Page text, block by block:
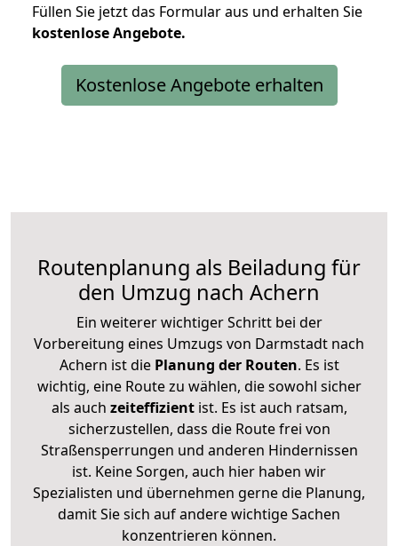
Füllen Sie jetzt das Formular aus und erhalten Sie
kostenloseAngebote.
Kostenlose Angebote erhalten
Routenplanung als Beiladung für
den Umzug nach Achern
Ein weiterer wichtiger Schritt bei der
Vorbereitung eines Umzugs von Darmstadt nach
Achern ist diePlanung der Routen. Es ist
wichtig, eine Route zu wählen, die sowohl sicher
als auch zeiteffizientist. Es ist auch ratsam,
sicherzustellen, dass die Route frei von
Straßensperrungen und anderen Hindernissen
ist. Keine Sorgen, auch hier haben wir
Spezialisten und übernehmen gerne die Planung,
damit Sie sich auf andere wichtige Sachen
konzentrieren können.